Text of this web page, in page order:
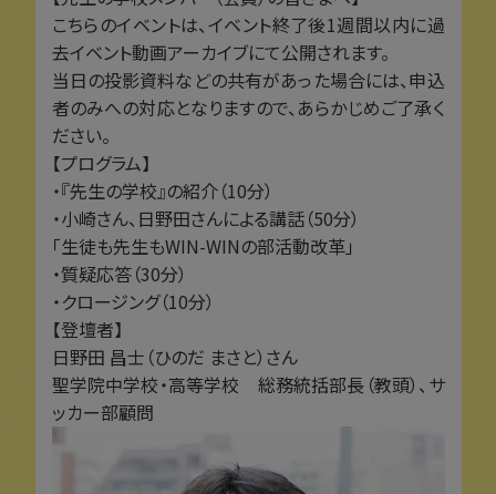
こちらのイベントは、イベント終了後1週間以内に過
去イベント動画アーカイブにて公開されます。
当日の投影資料などの共有があった場合には、申込
者のみへの対応となりますので、あらかじめご了承く
ださい。
【プログラム】
・『先生の学校』の紹介（10分）
・小崎さん、日野田さんによる講話（50分）
「生徒も先生もWIN-WINの部活動改革」
・質疑応答（30分）
・クロージング（10分）
【登壇者】
日野田 昌士（ひのだ まさと）さん
聖学院中学校・高等学校 総務統括部長（教頭）、サ
ッカー部顧問